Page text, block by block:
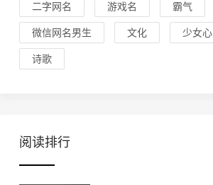
二字网名 游戏名 霸气
微信网名男生 文化 少女心
诗歌
阅读排行